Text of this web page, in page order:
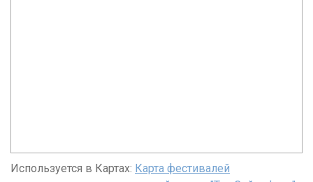
Используется в Картах: Карта фестивалей